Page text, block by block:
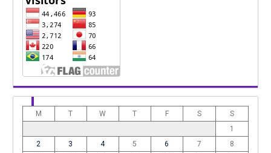
M T W T F S
S
1
2
3 4 5 6 7
8